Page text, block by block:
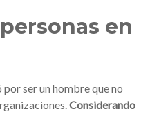
en
ser un hombre que no
Considerando